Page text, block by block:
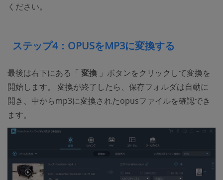
ください。
ステップ4：OPUSをMP3に変換する
最後は右下にある「 変換 」ボタンをクリックして変換を
開始します。 変換が終了したら、保存フォルダは自動に
開き、中からmp3に変換されたopusファイルを確認でき
ます。